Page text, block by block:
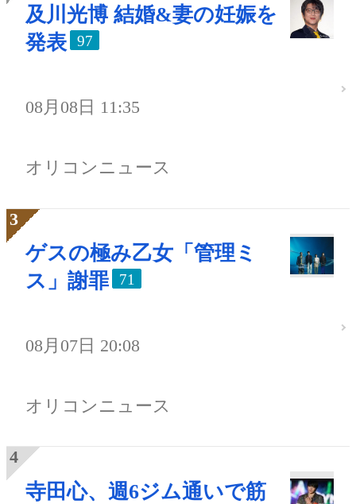
及川光博 結婚&妻の妊娠を
発表
97
08月08日 11:35
オリコンニュース
ゲスの極み乙女「管理ミ
ス」謝罪
71
08月07日 20:08
オリコンニュース
寺田心、週6ジム通いで筋